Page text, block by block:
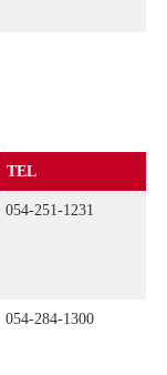
TEL
054-251-1231
054-284-1300